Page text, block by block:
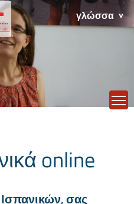
γλώσσα
online
σας